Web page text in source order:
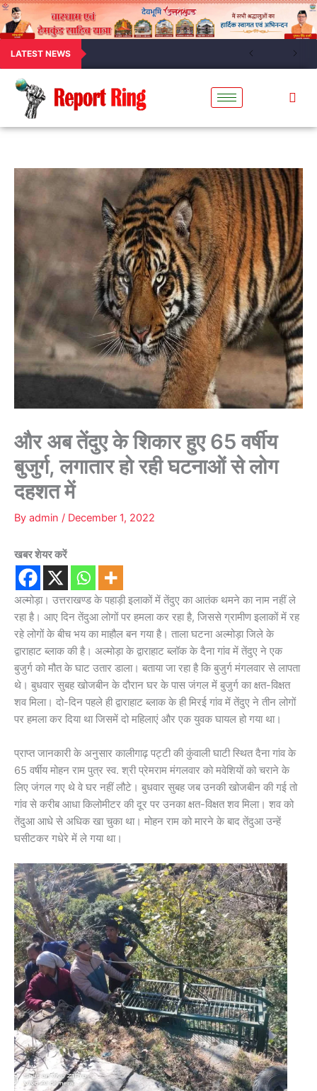
LATEST NEWS
और अब तेंदुए के शिकार हुए 65 वर्षीय
बुजुर्ग, लगातार हो रही घटनाओं से लोग
दहशत में
By admin / December 1, 2022
खबर शेयर करें
अल्मोड़ा। उत्तराखण्ड के पहाड़ी इलाकों में तेंदुए का आतंक थमने का नाम नहीं ले
रहा है। आए दिन तेंदुआ लोगों पर हमला कर रहा है, जिससे ग्रामीण इलाकों में रह
रहे लोगों के बीच भय का माहौल बन गया है। ताला घटना अल्मोड़ा जिले के
द्वाराहाट ब्लाक की है। अल्मोड़ा के द्वाराहाट ब्लॉक के दैना गांव में तेंदुए ने एक
बुजुर्ग को मौत के घाट उतार डाला। बताया जा रहा है कि बुजुर्ग मंगलवार से लापता
थे। बुधवार सुबह खोजबीन के दौरान घर के पास जंगल में बुजुर्ग का क्षत-विक्षत
शव मिला। दो-दिन पहले ही द्वाराहाट ब्लाक के ही मिरई गांव में तेंदुए ने तीन लोगों
पर हमला कर दिया था जिसमें दो महिलाएं और एक युवक घायल हो गया था।
प्राप्त जानकारी के अनुसार कालीगाढ़ पट्टी की कुंवाली घाटी स्थित दैना गांव के
65 वर्षीय मोहन राम पुत्र स्व. श्री प्रेमराम मंगलवार को मवेशियों को चराने के
लिए जंगल गए थे वे घर नहीं लौटे। बुधवार सुबह जब उनकी खोजबीन की गई तो
गांव से करीब आधा किलोमीटर की दूर पर उनका क्षत-विक्षत शव मिला। शव को
तेंदुआ आधे से अधिक खा चुका था। मोहन राम को मारने के बाद तेंदुआ उन्हें
घसीटकर गधेरे में ले गया था।